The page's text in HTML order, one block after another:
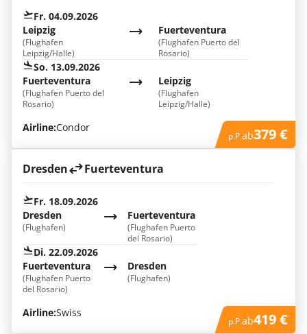
Fr. 04.09.2026
Leipzig
(Flughafen
Leipzig/Halle)
Fuerteventura
(Flughafen Puerto del
Rosario)
So. 13.09.2026
Leipzig
(Flughafen
Leipzig/Halle)
Fuerteventura
(Flughafen Puerto del
Rosario)
Airline:Condor
p.P.ab379 €
Dresden Fuerteventura
Fr. 18.09.2026
Dresden
(Flughafen)
Fuerteventura
(Flughafen Puerto
del Rosario)
Di. 22.09.2026
Dresden
(Flughafen)
Fuerteventura
(Flughafen Puerto
del Rosario)
Airline:Swiss
p.P.ab419 €